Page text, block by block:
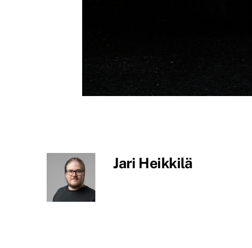
Jari Heikkilä